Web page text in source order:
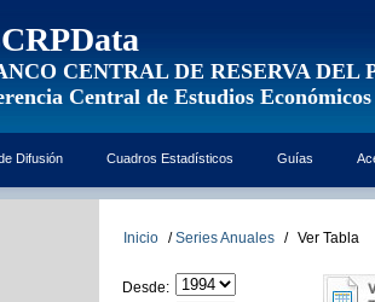
CENTRAL DE RESERVA DEL
Central de Estudios Económicos
Difusión Cuadros Estadísticos Guías
Inicio / Series Anuales / Ver Tabla
Desde: